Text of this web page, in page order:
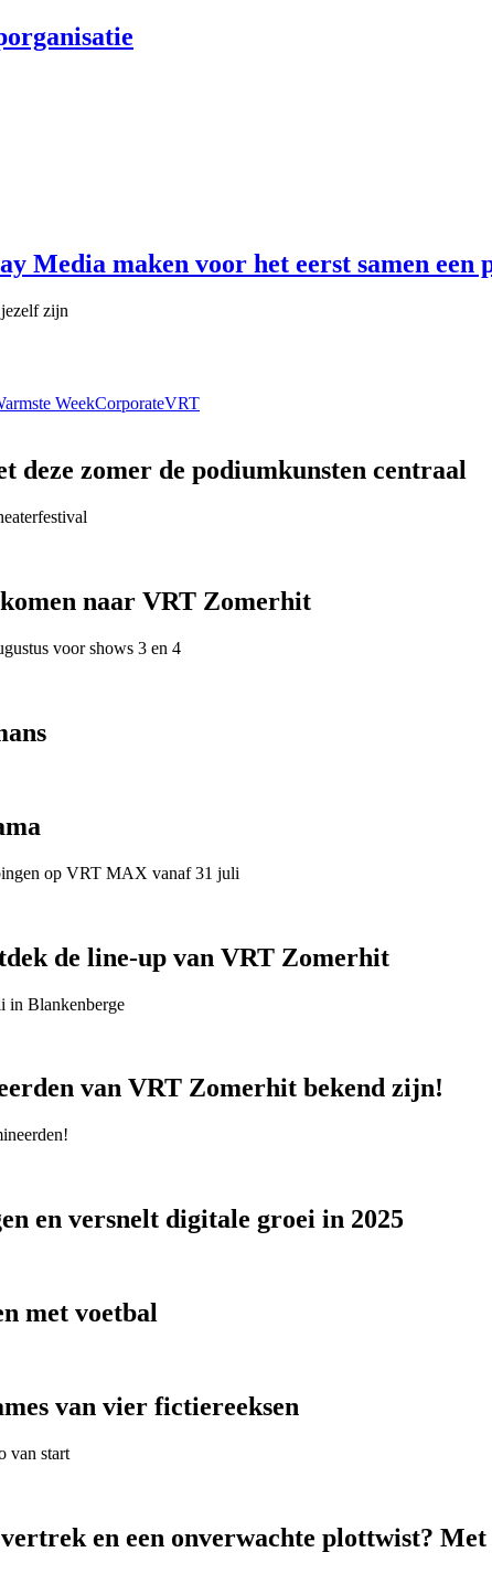
Media maken voor het eerst samen
zijn
WeekCorporateVRT
deze zomer de podiumkunsten centraal
naar VRT Zomerhit
voor shows 3 en 4
op VRT MAX vanaf 31 juli
de line-up van VRT Zomerhit
in Blankenberge
van VRT Zomerhit bekend zijn!
en versnelt digitale groei in 2025
met voetbal
van vier fictiereeksen
van start
en een onverwachte plottwist?